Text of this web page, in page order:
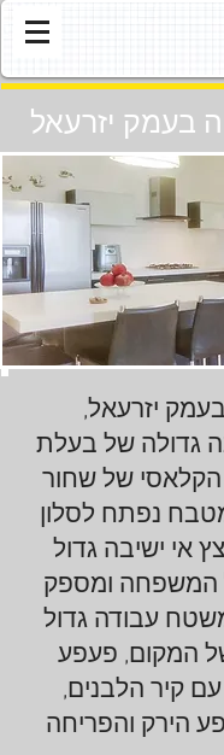
בעמק יזרעאל
יזרעאל,
גדולה של בעלת
הקלאסי של שחור
נפתח לסלון
אי ישיבה גדול
המשפחה ומספק
עבודה גדול
קיר הלבנים,
הירק והפריחה